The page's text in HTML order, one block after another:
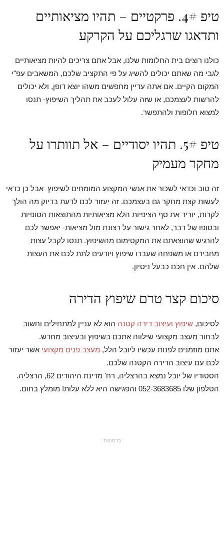
טיפ 4#. פרקטיים – תהיו מציאותיים
ותדאגו שרגליכם על הקרקע
כולנו רוצים בית החלומות שלנו, אבל אתם צריכים להיות מציאותיים
לגבי מה שאתם יכולים להשיג על פי התקציב שלכם, המשאבים עפ"י
המקום הקיים. אם אתה עדיין מחפשים משהו יוצא דופן, ולא יכולים
להרשות לעצמכם, או שזה עלול לעכב את תהליך השיפוץ- תנסו
למצוא חלופות ולהתפשר.
טיפ 5#. תהיו יסודיים – אל תוותרו על
מחקר מעמיק
זה טוב וכדאי לשכור את אנשי המקצוע המומחים לשיפוץ אבל כן כדאי
לעשות קצת מחקר גם בעצמכם. זה יעזור לכם לדעת בדיוק מה הולך
לקרות, יוריד את סף הציפיות הלא מציאותיות מהתוצאות הסופיות
ובסופו של דבר, לאחר גישור על רצונת מול מציאות- יאפשר לכם
להרגיש שהוצאתם את המקסימום מהשיפוץ. תנסו לקבל עצות
מחבירם או משפחה שעברו שיפוץ ויודעים לתת לכם את העצות
שלהם. אין חכם כבעל ניסיון.
סיכום קצר טרם שיפוץ הדירה
לסיכום, שיפוץ ועיצוב דירה קטנה הוא לא עניין למתחילים וחשוב
לבחור מעצב מקצועי שילווה אתכם בשיפוץ ובעיצוב מחדש.
אתם מוזמנים לפנות עכשיו ליובל הלל, מעצב פנים מקצועי אשר יעזור
לכם עם עיצוב הדירה הקטנה שלכם.
הסטודיו של יובל נמצא בהרצליה, רח' מדינת היהודים 62, הרצליה.
הטלפון שלו 052-3683685 והפגישה היא ללא עלות! מומלץ בחום.
- פרסומת -